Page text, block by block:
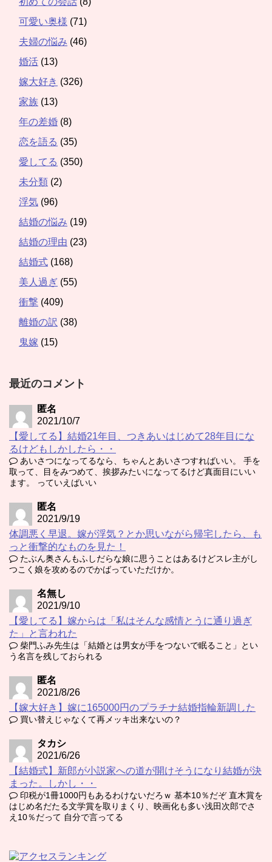
可愛い奥様 (71)
夫婦の悩み (46)
婚活 (13)
嫁大好き (326)
家族 (13)
年の差婚 (8)
恋を語る (35)
愛してる (350)
未分類 (2)
浮気 (96)
結婚の悩み (19)
結婚の理由 (23)
結婚式 (168)
美人過ぎ (55)
衝撃 (409)
離婚の訳 (38)
鬼嫁 (15)
最近のコメント
匿名
2021/10/7
【愛してる】結婚21年目、つきあいはじめて28年目にな
るけどもしかしたら・・
あいさつになってるなら、ちゃんとあいさつすればいい。 手を
取って、目をみつめて、挨拶みたいになってるけど真面目にいい
ます。 っていえばいい
匿名
2021/9/19
体調悪く早退。嫁が浮気？とか思いながら帰宅したら、も
っと衝撃的なものを見た！
たぶん奥さんもふしだらな娘に思うことはあるけどスレ主がし
つこく娘を攻めるのでかばっていただけか。
名無し
2021/9/10
【愛してる】嫁からは「私はそんな感情とうに通り過ぎ
た」と言われた
柴門ふみ先生は「結婚とは男女が手をつないで眠ること」とい
う名言を残しておられる
匿名
2021/8/26
【嫁大好き】嫁に165000円のプラチナ結婚指輪新調した
買い替えじゃなくて再メッキ出来ないの？
タカシ
2021/6/26
【結婚式】新郎が小説家への道が開けそうになり結婚が決
まった。しかし・・
印税が1冊1000円もあるわけないだろｗ 基本10％だぞ 直木賞を
はじめ名だたる文学賞を取りまくり、映画化も多い浅田次郎でさ
え10％だって 自分で言ってる